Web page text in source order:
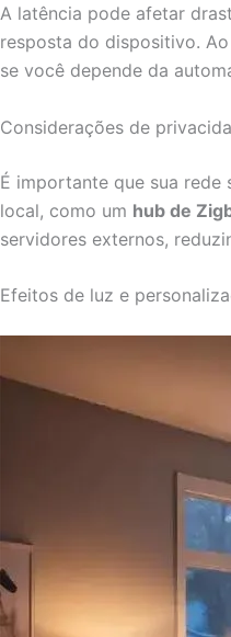
A latência pode afetar
resposta do dispositivo.
se você depende da
Considerações de
É importante que sua rede
local, como um hub de
servidores externos,
Efeitos de luz e